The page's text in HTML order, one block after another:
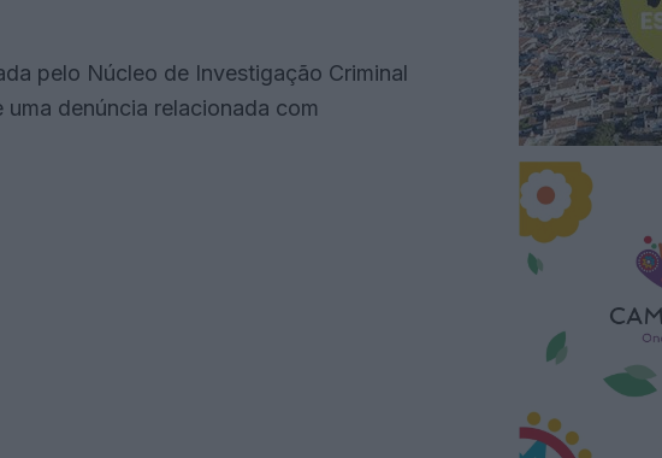
pelo Núcleo de Investigação Criminal
denúncia relacionada com